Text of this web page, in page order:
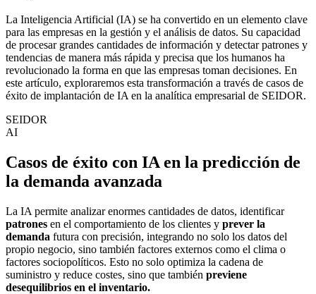
La Inteligencia Artificial (IA) se ha convertido en un elemento clave
para las empresas en la gestión y el análisis de datos. Su capacidad
de procesar grandes cantidades de información y detectar patrones y
tendencias de manera más rápida y precisa que los humanos ha
revolucionado la forma en que las empresas toman decisiones. En
este artículo, exploraremos esta transformación a través de casos de
éxito de implantación de IA en la analítica empresarial de SEIDOR.
SEIDOR
AI
Casos de éxito con IA en la predicción de
la demanda avanzada
La IA permite analizar enormes cantidades de datos, identificar
patrones en el comportamiento de los clientes y prever la
demanda futura con precisión, integrando no solo los datos del
propio negocio, sino también factores externos como el clima o
factores sociopolíticos. Esto no solo optimiza la cadena de
suministro y reduce costes, sino que también previene
desequilibrios en el inventario.